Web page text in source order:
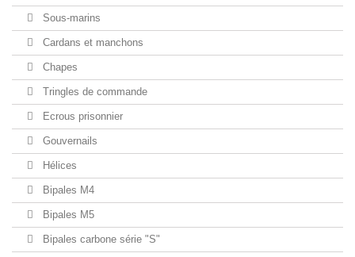
Sous-marins
Cardans et manchons
Chapes
Tringles de commande
Ecrous prisonnier
Gouvernails
Hélices
Bipales M4
Bipales M5
Bipales carbone série "S"